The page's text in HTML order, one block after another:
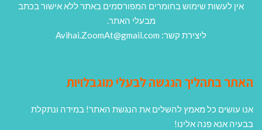
אין לעשות שימוש בחומרים המפורסמים באתר ללא אישור בכתב
מבעלי האתר.
ליצירת קשר: Avihai.ZoomAt@gmail.com
האתר בתהליך הנגשה לבעלי מוגבלויות
אנו עושים כל מאמץ להשלים את הנגשת האתר! במידה ונתקלת
בבעיה אנא פנה אלינו!